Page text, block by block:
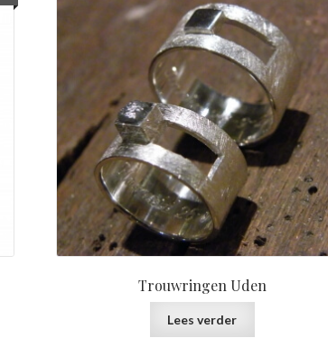
Trouwringen Uden
Lees verder